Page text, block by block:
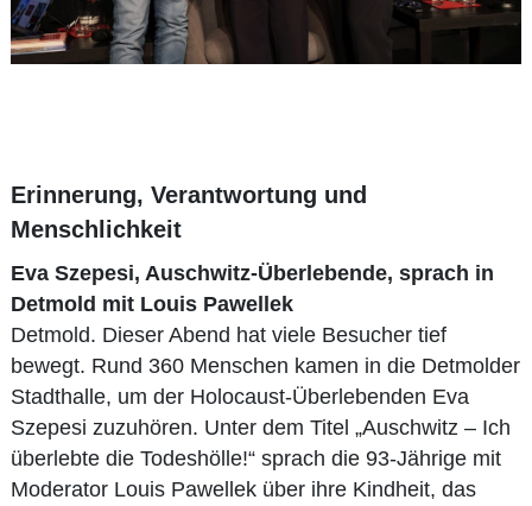
Erinnerung, Verantwortung und
Menschlichkeit
Eva Szepesi, Auschwitz-Überlebende, sprach in
Detmold mit Louis Pawellek
Detmold. Dieser Abend hat viele Besucher tief
bewegt. Rund 360 Menschen kamen in die Detmolder
Stadthalle, um der Holocaust-Überlebenden Eva
Szepesi zuzuhören. Unter dem Titel „Auschwitz – Ich
überlebte die Todeshölle!“ sprach die 93-Jährige mit
Moderator Louis Pawellek über ihre Kindheit, das